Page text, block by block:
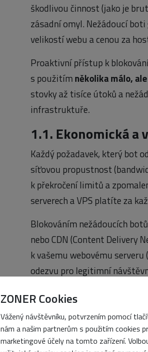
ZONER Cookies
Vážený návštěvníku, potvrzením pomocí
nám a našim partnerům s použitím cookies
marketingové účely na tomto zařízení.
škodlivou činnost (jako je
zásadní omyl. Nežádoucí
velikostí webu a cenou za
Proaktivní přístup k
s použitím několika málo,
stovky až tisíce útoků a
infrastruktuře.
1.1. Ekonomická a
Každý požadavek, který bot
síťovou propustnost
k překročení limitů a
serverech a VPS platíte za
Blokováním nežádoucích
nebo CDN (Content Delivery
k vašemu webovému
odezvu pro legitimní
1.2. Krádež
S nástupem velkých
AI crawlery. Tyto boty
data, aby je použily k